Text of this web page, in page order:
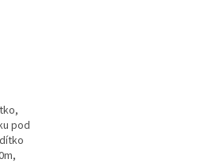
pod